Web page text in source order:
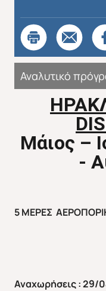
Απευθείας απο
Αναλυτικό
Μάιος –
-
5ΜΕΡΕΣ
Αναχωρήσεις : 29/